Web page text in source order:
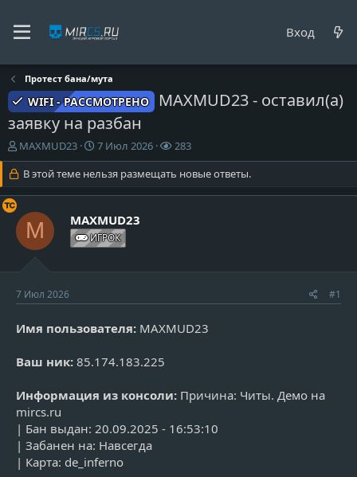
Вход
Протест бана/мута
WIFI - РАССМОТРЕНО
MAXMUD23 - оставил(а)
заявку на разбан
А
в
т
т
м
MAXMUD23
Д
а
т
а
ч
а
а
7 Июл 2026
П
р
о
283
В этой теме нельзя размещать новые ответы.
M MAXMUD23
ИГРОК
7 Июл 2026 #1
Имя пользователя: MAXMUD23
Ваш ник: 85.174.183.225
Информация из консоли: Причина: Читы. Демо на
mircs.ru
| Бан выдан: 20.09.2025 - 16:53:10
| Забанен на: Навсегда
| Карта: de_inferno